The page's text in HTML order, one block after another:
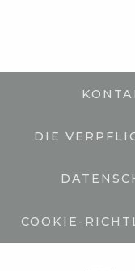
DIE
COOKIE-